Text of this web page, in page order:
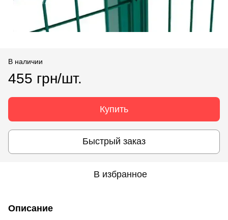
В наличии
455 грн/шт.
Купить
Быстрый заказ
В избранное
Описание